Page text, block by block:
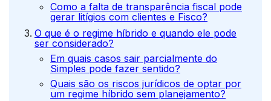
Como a falta de transparência fiscal pode
gerar litígios com clientes e Fisco?
O que é o regime híbrido e quando ele pode
ser considerado?
Em quais casos sair parcialmente do
Simples pode fazer sentido?
Quais são os riscos jurídicos de optar por
um regime híbrido sem planejamento?